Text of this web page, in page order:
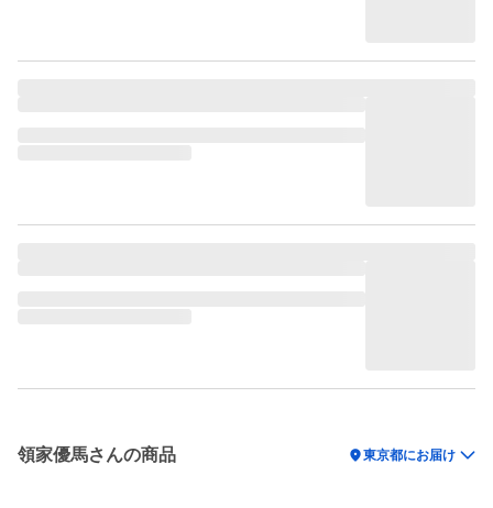
領家優馬さんの商品 location_on東京都にお届け